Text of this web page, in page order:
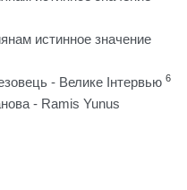
истинное значение
- Велике Інтервью 6
- Ramis Yunus